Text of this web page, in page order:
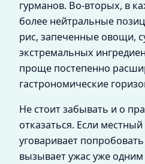
гурманов. Во‑вторых, в
более нейтральные
рис, запеченные овощи,
экстремальных
проще постепенно
гастрономические
Не стоит забывать и о
отказаться. Если
уговаривает
вызывает ужас уже